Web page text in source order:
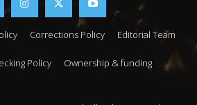
Corrections Policy Editorial Team
Policy Ownership & funding